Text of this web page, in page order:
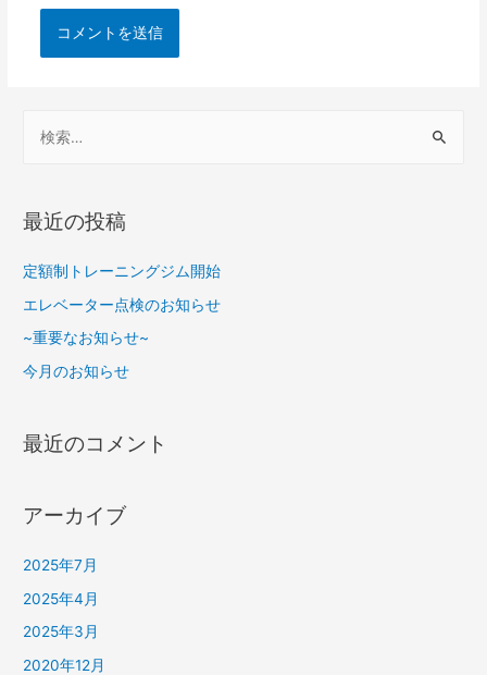
最近の投稿
定額制トレーニングジム開始
エレベーター点検のお知らせ
~重要なお知らせ~
今月のお知らせ
最近のコメント
アーカイブ
2025年7月
2025年4月
2025年3月
2020年12月